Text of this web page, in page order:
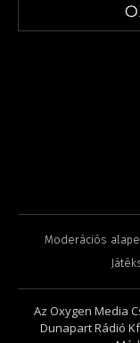
Moderációs
Az Oxygen Media
Dunapart Rádió